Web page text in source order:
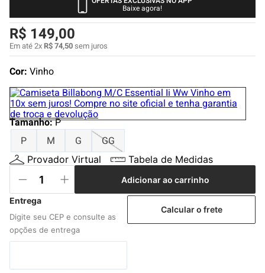
Baixe agora!
R$ 149,00
Em até2xR$74,50sem juros
Cor: Vinho
Tamanho:P
P
M G GG
Provador Virtual Tabela de Medidas
Adicionar ao carrinho
Calcular o frete
5º
bermuda
6º
camiseta
jaqueta
8º
carteira
9º
mochila
10º calça